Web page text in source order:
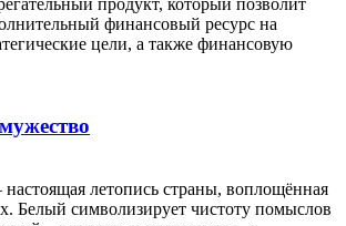
финансовый ресурс на
цели, а также финансовую
летопись страны, воплощённая
Белый символизирует чистоту помыслов